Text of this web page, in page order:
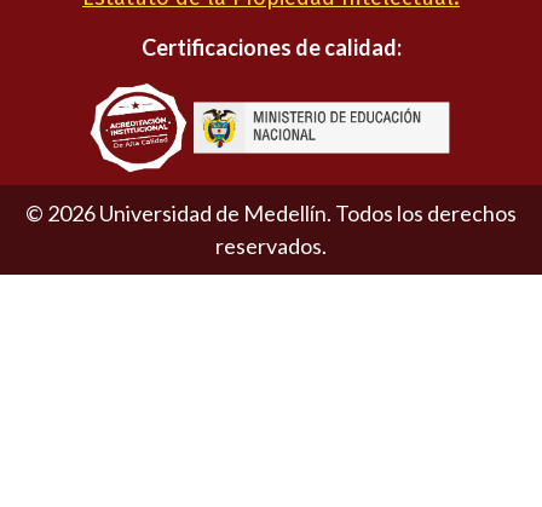
Certificaciones de calidad:
© 2026Universidad de Medellín. Todos los derechos
reservados.